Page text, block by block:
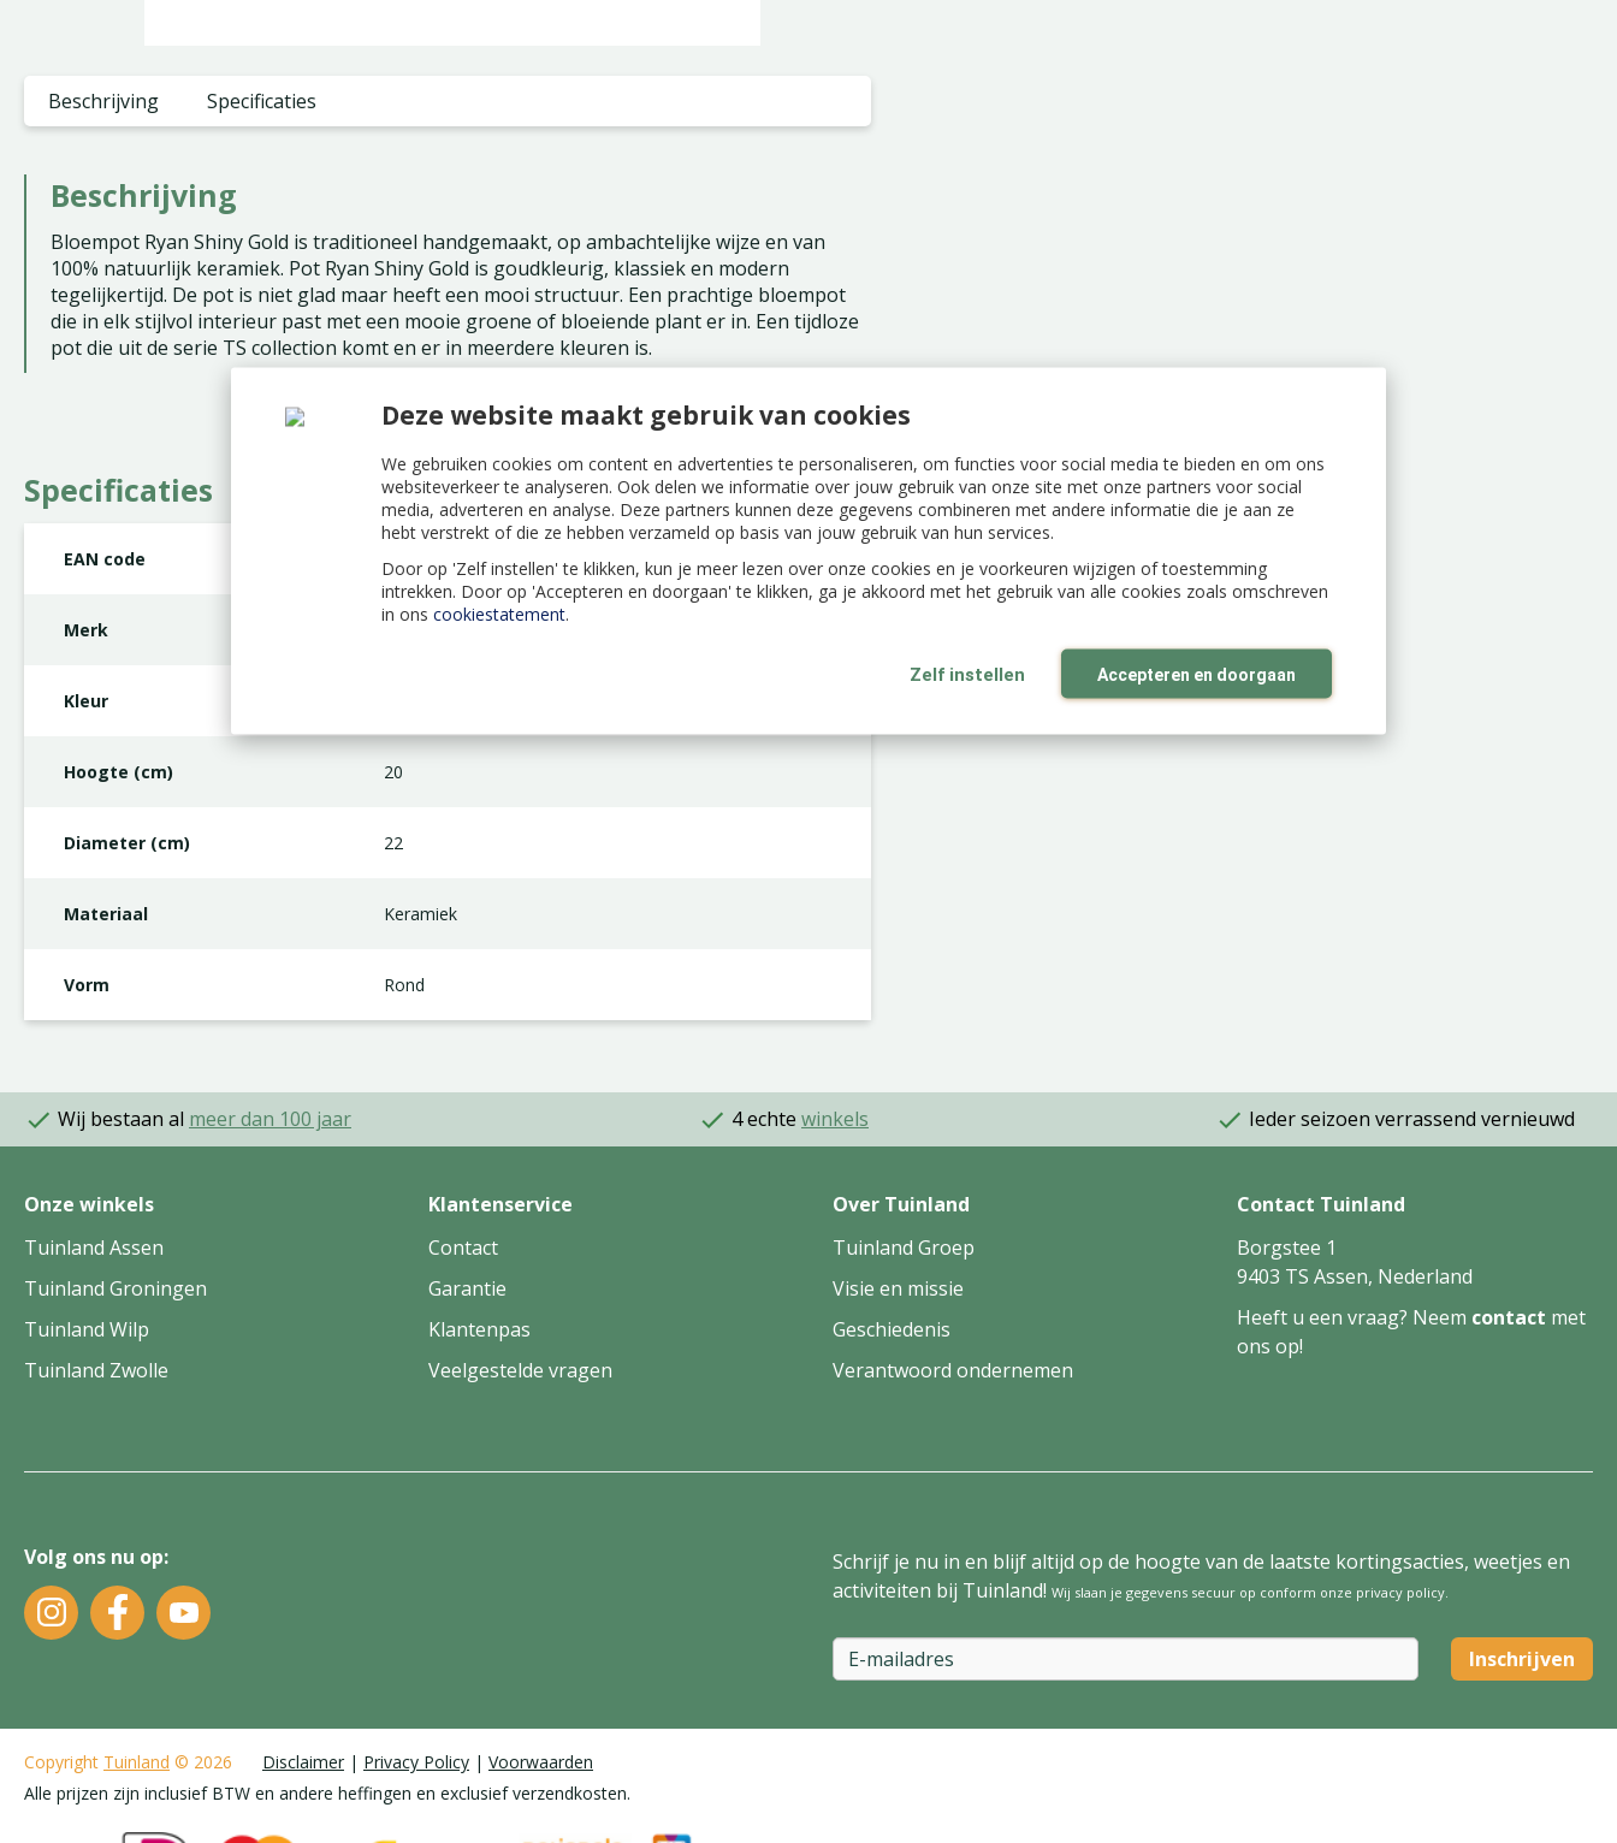
Deze website maakt gebruik van cookies
We gebruiken cookies om content en advertenties te personaliseren, om functies voor social media te bieden en om ons
websiteverkeer te analyseren. Ook delen we informatie over jouw gebruik van onze site met onze partners voor social
media, adverteren en analyse. Deze partners kunnen deze gegevens combineren met andere informatie die je aan ze
hebt verstrekt of die ze hebben verzameld op basis van jouw gebruik van hun services.
Door op 'Zelf instellen' te klikken, kun je meer lezen over onze cookies en je voorkeuren wijzigen of toestemming
intrekken. Door op 'Accepteren en doorgaan' te klikken, ga je akkoord met het gebruik van alle cookies zoals omschreven
in ons cookiestatement.
Zelf instellen Accepteren en doorgaan
Beschrijving Specificaties
Beschrijving
Bloempot Ryan Shiny Gold is traditioneel handgemaakt, op ambachtelijke wijze en van
100% natuurlijk keramiek. Pot Ryan Shiny Gold is goudkleurig, klassiek en modern
tegelijkertijd. De pot is niet glad maar heeft een mooi structuur. Een prachtige bloempot
die in elk stijlvol interieur past met een mooie groene of bloeiende plant er in. Een tijdloze
pot die uit de serie TS collection komt en er in meerdere kleuren is.
Specificaties
EAN code 8711355099060
Merk
Kleur
Hoogte (cm) 20
Diameter (cm) 22
Materiaal Keramiek
Vorm Rond
Wij bestaan al meer dan 100 jaar 4 echte winkels Ieder seizoen verrassend vernieuwd
Onze winkels
Tuinland Assen
Tuinland Groningen
Tuinland Wilp
Tuinland Zwolle
Klantenservice
Contact
Garantie
Klantenpas
Veelgestelde vragen
Over Tuinland
Tuinland Groep
Visie en missie
Geschiedenis
Verantwoord ondernemen
Contact Tuinland
Borgstee 1
9403 TS Assen, Nederland
Heeft u een vraag? Neem contact met
ons op!
Volg ons nu op:
Schrijf je nu in en blijf altijd op de hoogte van de laatste kortingsacties, weetjes en
activiteiten bij Tuinland! Wij slaan je gegevens secuur op conform onze privacy policy
Copyright Tuinland © 2026 Disclaimer Privacy Policy
Voorwaarden
Alle prijzen zijn inclusief BTW en andere heffingen en exclusief verzendkosten.